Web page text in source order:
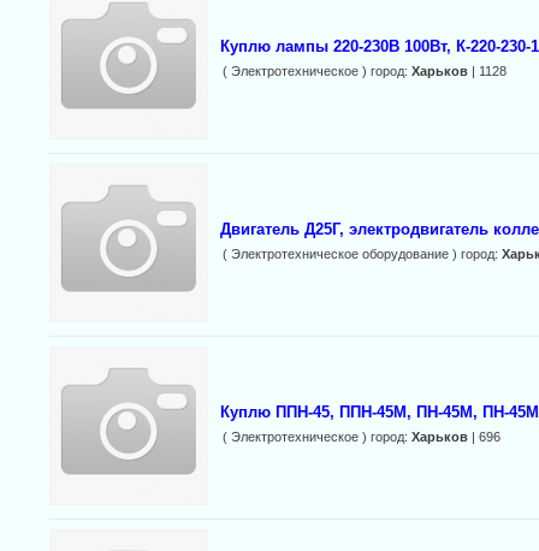
Куплю лампы 220-230В 100Вт, К-220-230-
( Электротехническое ) город: Харьков| 1128
Двигатель Д25Г, электродвигатель
( Электротехническое оборудование ) город:
Куплю ППН-45, ППН-45М, ПН-45М, ПН-
( Электротехническое ) город: Харьков| 696